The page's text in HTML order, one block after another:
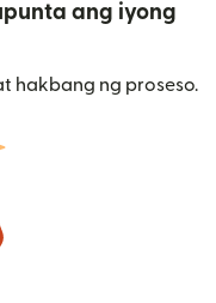
ang iyong
hakbang ng proseso.